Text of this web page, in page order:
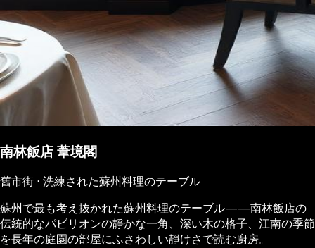
南林飯店 葦境閣
舊市街 · 洗練された蘇州料理のテーブル
蘇州で最も考え抜かれた蘇州料理のテーブル——南林飯店の
伝統的なパビリオンの靜かな一角、深い木の格子、江南の季節
を長年の庭園の部屋にふさわしい靜けさで読む廚房。